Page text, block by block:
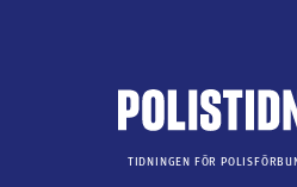
TIDNINGEN FÖR